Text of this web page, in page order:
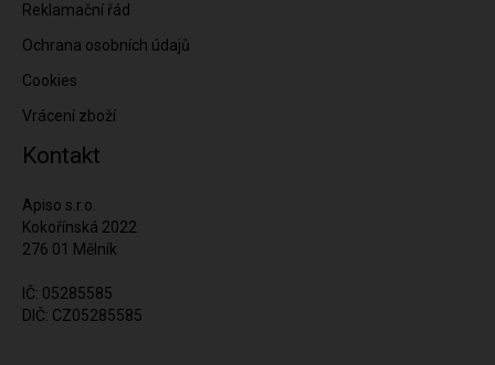
Reklamační řád
Ochrana osobních údajů
Cookies
Vrácení zboží
Kontakt
Apiso s.r.o.
Kokořínská 2022
276 01 Mělník
IČ: 05285585
DIČ: CZ05285585